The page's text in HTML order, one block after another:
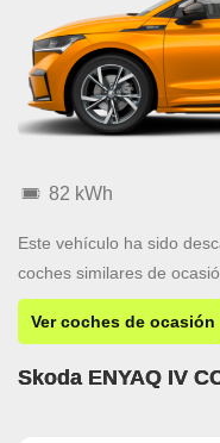
82 kWh
Este vehículo ha sido
coches similares de
Ver coches de ocasión
Skoda ENYAQ IV